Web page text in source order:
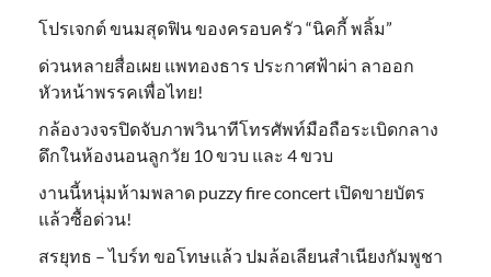
โปรเจกต์ ขนมสุดฟิน ของครอบครัว “นิคกี้ พลิ้ม”
ด่วนหลายสื่อเผย แพทองธาร ประกาศฟ้าผ่า ลาออก
หัวหน้าพรรคเพื่อไทย!
กล้องวงจรปิดจับภาพวินาทีโทรศัพท์มือถือระเบิดกลาง
ดึกในห้องนอนลูกวัย 10 ขวบ และ 4 ขวบ
งานนี้หนุ่มห้ามพลาด puzzy fire concert เปิดขายบัตร
แล้วซื้อด่วน!
สรยุทธ – ไบร์ท ขอโทษแล้ว ปมล้อเลียนสำเนียงกัมพูชา